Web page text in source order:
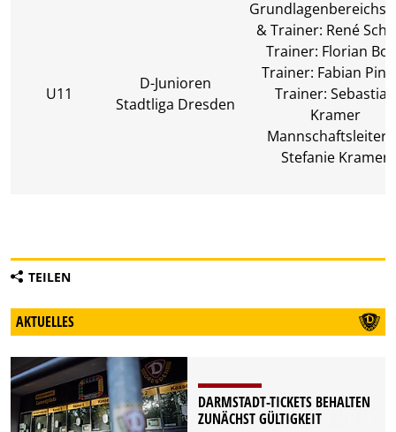
U11
D-Junioren
Stadtliga Dresden
& Trainer: René
Trainer: Florian
Trainer: Fabian
Trainer: Sebastian
Kramer
Stefanie Kramer
TEILEN
AKTUELLES
DARMSTADT-TICKETS BEHALTEN
ZUNÄCHST GÜLTIGKEIT